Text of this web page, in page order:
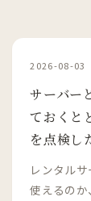
2026-08-03
サーバー
ておくと
を点検し
レンタル
使えるの